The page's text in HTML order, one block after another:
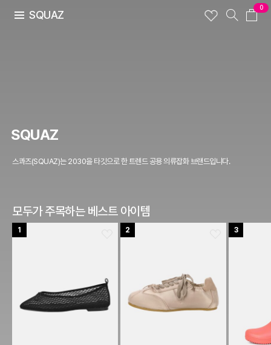
SQUAZ
0
SQUAZ
스콰즈(SQUAZ)는 2030을 타깃으로 한 트렌드 공용 의류잡화 브랜드입니다.
모두가 주목하는 베스트 아이템
1 2 3